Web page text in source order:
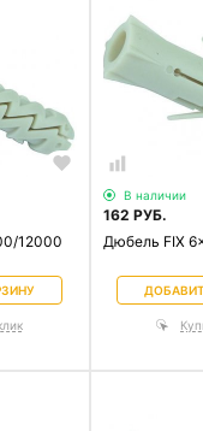
12000
В наличии
162 РУБ.
Дюбель FIX